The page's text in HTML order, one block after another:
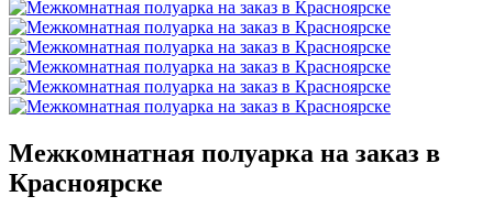
Межкомнатная полуарка на заказ в
Красноярске